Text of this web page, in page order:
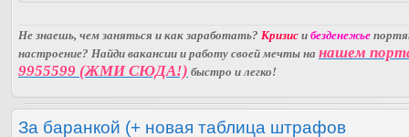
Не знаешь, чем заняться и как заработать? Кризис и безденежье
настроение? Найди вакансии и работу своей мечты на нашем
9955599 (ЖМИ СЮДА!) быстро и легко!
За баранкой (+ новая таблица штрафов